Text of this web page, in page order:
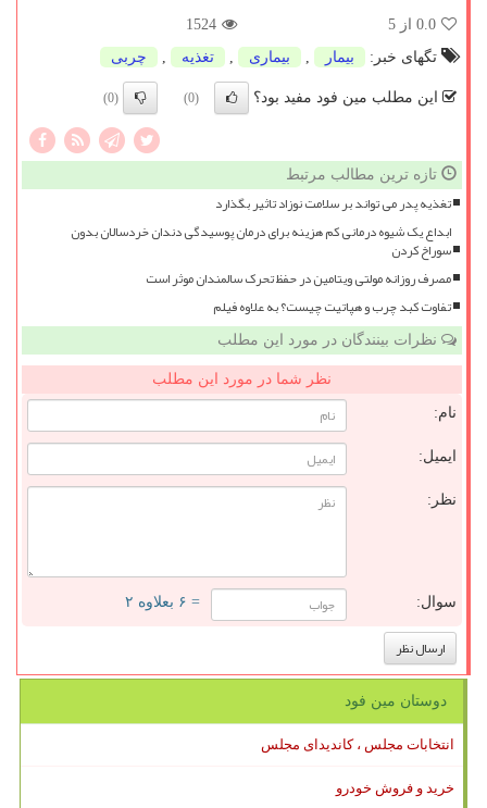
0.0 از 5
1524
تگهای خبر:
بیمار بیماری تغذیه چربی
این مطلب مین فود مفید بود؟ (0)
(0)
تازه ترین مطالب مرتبط
تغذیه پدر می تواند بر سلامت نوزاد تاثیر بگذارد
ابداع یک شیوه درمانی کم هزینه برای درمان پوسیدگی دندان خردسالان بدون
سوراخ کردن
مصرف روزانه مولتی ویتامین در حفظ تحرک سالمندان موثر است
تفاوت کبد چرب و هپاتیت چیست؟ به علاوه فیلم
نظرات بینندگان در مورد این مطلب
نظر شما در مورد این مطلب
نام:
ایمیل:
نظر:
سوال: = ۶ بعلاوه ۲
دوستان مین فود
انتخابات مجلس ، کاندیدای مجلس
خرید و فروش خودرو